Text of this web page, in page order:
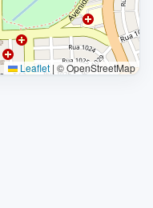
Leaflet | © OpenStreetMap